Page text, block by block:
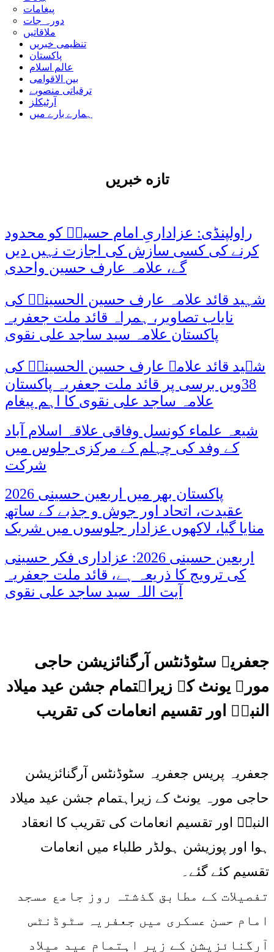
پیغامات
دورہ جات
ملاقاتیں
تنظیمی خبریں
پاکستان
عالم اسلام
بین الاقوامی
ترقیاتی منصوبے
آرٹیکلز
ہمارے بارے میں
تازه خبریں
راولپنڈی: عزاداریِ امام حسینؑ کو محدود
کرنے کی کسی سازش کی اجازت نہیں دیں
گے، علامہ عارف حسین واحدی
شہید قائد علامہ عارف حسین الحسینیؒ کی
نایاب تصاویر، ہمراہ قائد ملت جعفریہ
پاکستان علامہ سید ساجد علی نقوی
شہید قائد علامہ عارف حسین الحسینیؒ کی
38ویں برسی پر قائد ملت جعفریہ پاکستان
علامہ ساجد علی نقوی کا اہم پیغام
شیعہ علماء کونسل وفاقی علاقہ اسلام آباد
کے وفد کی چہلم کے مرکزی جلوس میں
شرکت
پاکستان بھر میں اربعین حسینی 2026
عقیدت، اتحاد اور جوش و جذبے کے ساتھ
منایا گیا، لاکھوں عزادار جلوسوں میں شریک
اربعین حسینی 2026: عزاداری فکر حسینی
کی ترویج کا ذریعہ ہے، قائد ملت جعفریہ
آیت اللہ سید ساجد علی نقوی
جعفریہ سٹوڈنٹس آرگنائزیشن حاجی
مورہ یونٹ کے زیراہتمام جشن عید میلاد
النبیؐ اور تقسیم انعامات کی تقریب
جعفریہ پریس جعفریہ سٹوڈنٹس آرگنائزیشن
حاجی مورہ یونٹ کے زیراہتمام جشن عید میلاد
النبیؐ اور تقسیم انعامات کی تقریب کا انعقاد
ہوا اور پوزیشن ہولڈر طلباء میں انعامات
تقسیم کئے گئے۔
تفصیلات کے مطابق گذشتہ روز جامع مسجد
امام حسن عسکری میں جعفریہ سٹوڈنٹس
آرگنائزیشن کے زیر اہتمام عید میلاد